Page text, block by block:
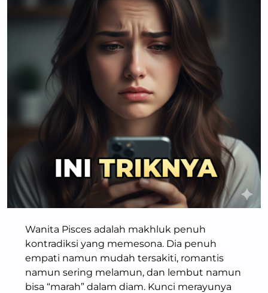
Wanita Pisces adalah makhluk penuh
kontradiksi yang memesona. Dia penuh
empati namun mudah tersakiti, romantis
namun sering melamun, dan lembut namun
bisa “marah” dalam diam. Kunci merayunya